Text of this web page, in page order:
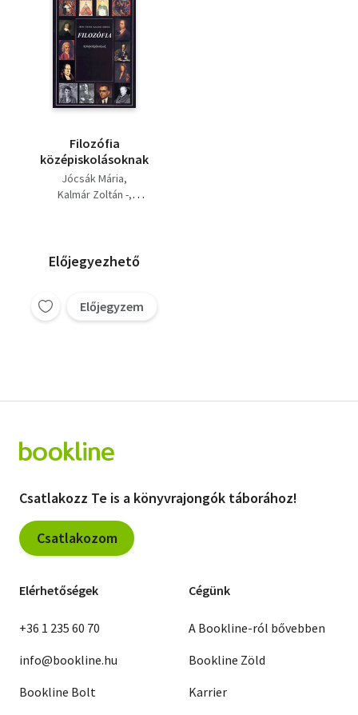
Természettudomány
Történelem
Filozófia
középiskolásoknak
Jócsák Mária
Kalmár Zoltán -
Előjegyezhető
Előjegyzem
Csatlakozz Te is a könyvrajongók táborához!
Csatlakozom
Elérhetőségek
+36 1 235 60 70
info@bookline.hu
Bookline Bolt
Cégünk
A Bookline-ról bővebben
Bookline Zöld
Karrier